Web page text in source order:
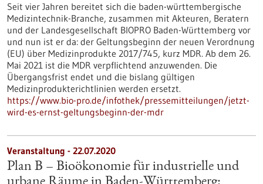
Seit vier Jahren bereitet sich die baden-württembergische
Medizintechnik-Branche, zusammen mit Akteuren, Beratern
und der Landesgesellschaft BIOPRO Baden-Württemberg vor
und nun ist er da: der Geltungsbeginn der neuen Verordnung
(EU) über Medizinprodukte 2017/745, kurz MDR. Ab dem 26.
Mai 2021 ist die MDR verpflichtend anzuwenden. Die
Übergangsfrist endet und die bislang gültigen
Medizinprodukterichtlinien werden ersetzt.
https://www.bio-pro.de/infothek/pressemitteilungen/jetzt-
wird-es-ernst-geltungsbeginn-der-mdr
Veranstaltung - 22.07.2020
Plan B – Bioökonomie für industrielle und